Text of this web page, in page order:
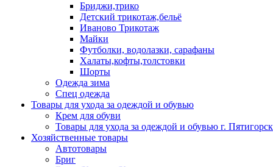
Бриджи,трико
Детский трикотаж,бельё
Иваново Трикотаж
Майки
Футболки, водолазки, сарафаны
Халаты,кофты,толстовки
Шорты
Одежда зима
Спец одежда
Товары для ухода за одеждой и обувью
Крем для обуви
Товары для ухода за одеждой и обувью г. Пятигорск
Хозяйственные товары
Автотовары
Бриг